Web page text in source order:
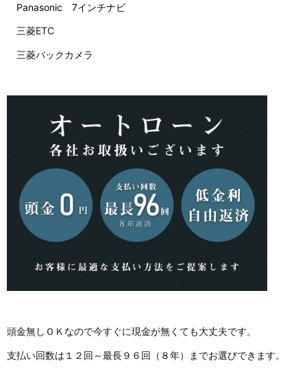
Panasonic 7インチナビ
三菱ETC
三菱バックカメラ
頭金無しＯＫなので今すぐに現金が無くても大丈夫です。
支払い回数は１２回～最長９６回（８年）までお選びできます。